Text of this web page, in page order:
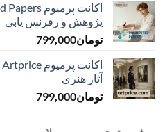
پژوهش و رفرنس یابی
تومان799,000
آثار هنری
تومان799,000